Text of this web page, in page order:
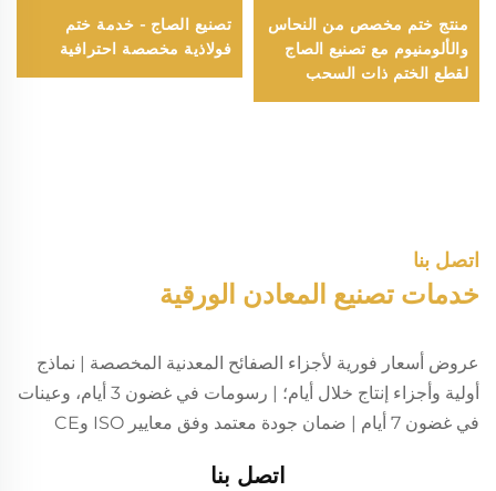
منتج ختم مخصص من النحاس
والألومنيوم مع تصنيع الصاج
لقطع الختم ذات السحب
العميق
تصنيع الصاج - خدمة ختم
فولاذية مخصصة احترافية
اتصل بنا
خدمات تصنيع المعادن الورقية
عروض أسعار فورية لأجزاء الصفائح المعدنية المخصصة | نماذج
أولية وأجزاء إنتاج خلال أيام؛ | رسومات في غضون 3 أيام، وعينات
في غضون 7 أيام | ضمان جودة معتمد وفق معايير ISO وCE
اتصل بنا